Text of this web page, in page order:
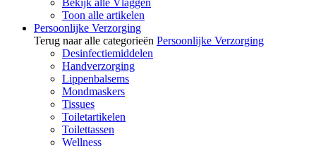
Bekijk alle Vlaggen
Toon alle artikelen
Persoonlijke Verzorging
Terug naar alle categorieën Persoonlijke Verzorging
Desinfectiemiddelen
Handverzorging
Lippenbalsems
Mondmaskers
Tissues
Toiletartikelen
Toilettassen
Wellness